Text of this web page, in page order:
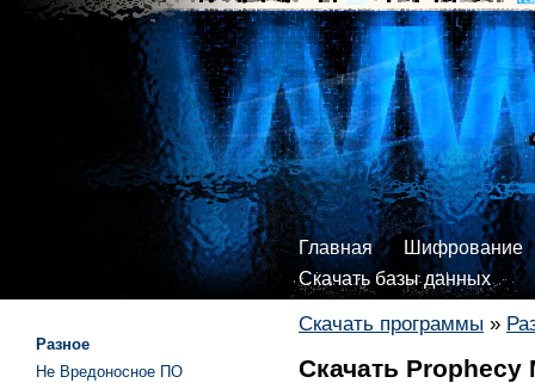
Главная
Шифрование
Скачать базы данных
Скачать программы »
Скачать Prophecy
Разное
Не Вредоносное ПО